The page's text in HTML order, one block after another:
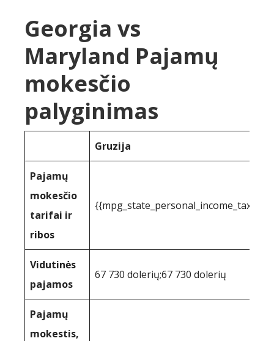
Georgia vs
Maryland Pajamų
mokesčio
palyginimas
Gruzija
Pajamų
mokesčio
tarifai ir
ribos
Vidutinės
pajamos
67 730 dolerių;67 730 dolerių
Pajamų
mokestis,